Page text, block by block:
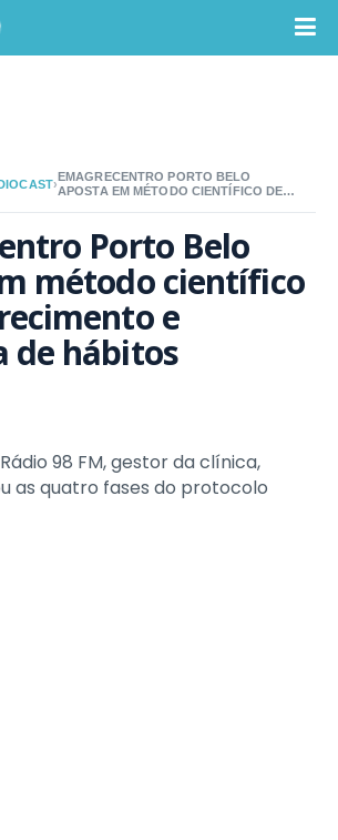
›
EMAGRECENTRO PORTO BELO
APOSTA EM MÉTODO CIENTÍFICO DE
Porto Belo
método científico
e
de hábitos
98 FM, gestor da clínica,
as quatro fases do protocolo